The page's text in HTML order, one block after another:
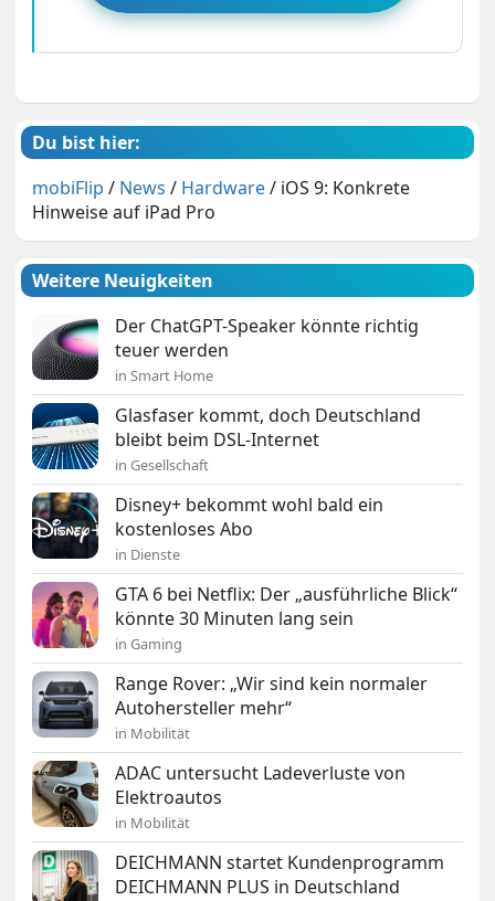
Du bist hier:
mobiFlip / News / Hardware/ iOS 9: Konkrete
Hinweise auf iPad Pro
Weitere Neuigkeiten
Der ChatGPT-Speaker könnte richtig
teuer werden
in Smart Home
Glasfaser kommt, doch Deutschland
bleibt beim DSL-Internet
in Gesellschaft
Disney+ bekommt wohl bald ein
kostenloses Abo
in Dienste
GTA 6 bei Netflix: Der „ausführliche Blick“
könnte 30 Minuten lang sein
in Gaming
Range Rover: „Wir sind kein normaler
Autohersteller mehr“
in Mobilität
ADAC untersucht Ladeverluste von
Elektroautos
in Mobilität
DEICHMANN startet Kundenprogramm
DEICHMANN PLUS in Deutschland